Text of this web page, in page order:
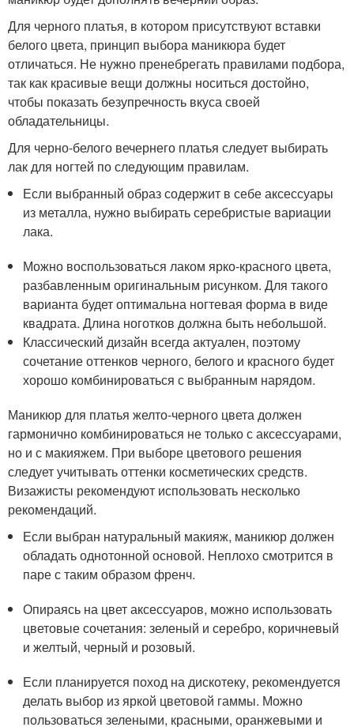
Для черного платья, в котором присутствуют вставки
белого цвета, принцип выбора маникюра будет
отличаться. Не нужно пренебрегать правилами подбора,
так как красивые вещи должны носиться достойно,
чтобы показать безупречность вкуса своей
обладательницы.
Для черно-белого вечернего платья следует выбирать
лак для ногтей по следующим правилам.
Если выбранный образ содержит в себе аксессуары
из металла, нужно выбирать серебристые вариации
лака.
Можно воспользоваться лаком ярко-красного цвета,
разбавленным оригинальным рисунком. Для такого
варианта будет оптимальна ногтевая форма в виде
квадрата. Длина ноготков должна быть небольшой.
Классический дизайн всегда актуален, поэтому
сочетание оттенков черного, белого и красного будет
хорошо комбинироваться с выбранным нарядом.
Маникюр для платья желто-черного цвета должен
гармонично комбинироваться не только с аксессуарами,
но и с макияжем. При выборе цветового решения
следует учитывать оттенки косметических средств.
Визажисты рекомендуют использовать несколько
рекомендаций.
Если выбран натуральный макияж, маникюр должен
обладать однотонной основой. Неплохо смотрится в
паре с таким образом френч.
Опираясь на цвет аксессуаров, можно использовать
цветовые сочетания: зеленый и серебро, коричневый
и желтый, черный и розовый.
Если планируется поход на дискотеку, рекомендуется
делать выбор из яркой цветовой гаммы. Можно
пользоваться зелеными, красными, оранжевыми и